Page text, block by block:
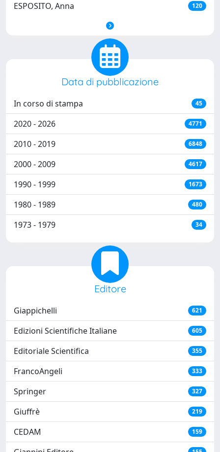
ESPOSITO, Anna 120
Data di pubblicazione
In corso di stampa 45
2020 - 2026 4771
2010 - 2019 6848
2000 - 2009 4617
1990 - 1999 1673
1980 - 1989 480
1973 - 1979 34
Editore
Giappichelli 621
Edizioni Scientifiche Italiane 605
Editoriale Scientifica 355
FrancoAngeli 333
Springer 327
Giuffrè 219
CEDAM 159